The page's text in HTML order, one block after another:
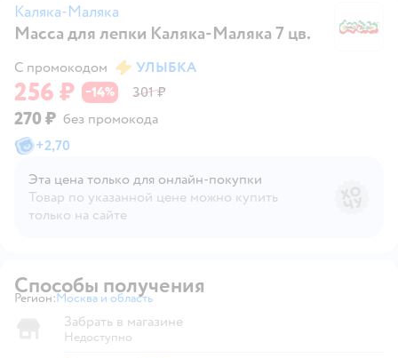
Каляка-Маляка
Масса для лепки Каляка-Маляка 7 цв.
С промокодом
УЛЫБКА
256 ₽ −14% 301 ₽
270 ₽ без промокода
+2,70
Эта цена только для онлайн‑покупки
Товар по указанной цене можно купить
только на сайте
Способы получения
Регион: Выбор адреса доставки.
Москва и область
Забрать в магазине
Недоступно